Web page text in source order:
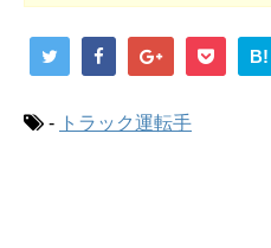
B!
- トラック運転手